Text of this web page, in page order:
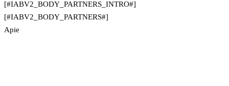
[#IABV2_BODY_PARTNERS_INTRO#]
[#IABV2_BODY_PARTNERS#]
Apie